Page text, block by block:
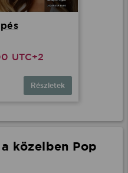
UTC+2
Részletek
közelben Pop